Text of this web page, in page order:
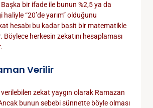
bir ifade ile bunun %2,5 ya da
“20’de yarım” olduğunu
hesabı bu kadar basit bir matematikle
Böylece herkesin zekatını hesaplaması
Verilir
verilebilen zekat yaygın olarak Ramazan
bunun sebebi sünnette böyle olması